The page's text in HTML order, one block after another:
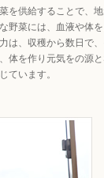
を供給することで、
野菜には、血液や体
は、収穫から数日で
体を作り元気をの源
ています。